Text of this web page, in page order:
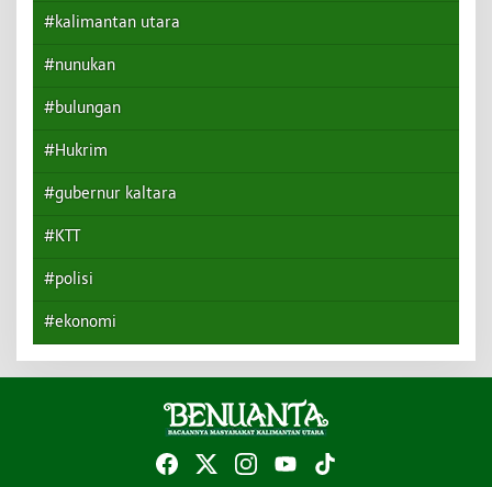
#kalimantan utara
#nunukan
#bulungan
#Hukrim
#gubernur kaltara
#KTT
#polisi
#ekonomi